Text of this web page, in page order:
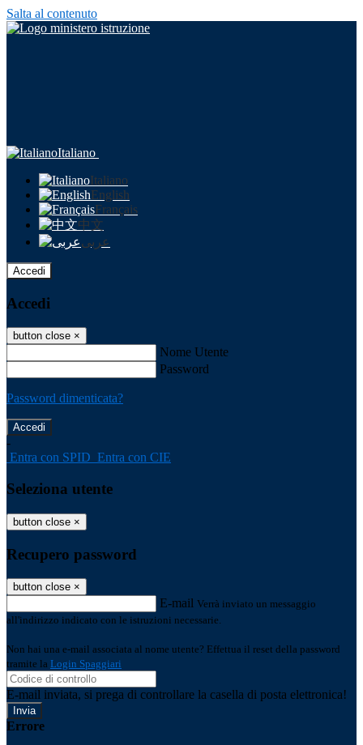
Salta al contenuto
Italiano
Italiano
English
Français
中文
عربى
Accedi
Accedi
button close ×
Nome Utente
Password
Password dimenticata?
-
Entra con SPID Entra con CIE
Seleziona utente
button close ×
Recupero password
button close ×
E-mail Verrà inviato un messaggio
all'indirizzo indicato con le istruzioni necessarie.
Non hai una e-mail associata al nome utente? Effettua il reset della password
tramite la Login Spaggiari
E-mail inviata, si prega di controllare la casella di posta elettronica!
Errore